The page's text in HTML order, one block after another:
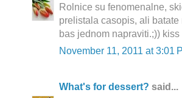
Rolnice su fenomenalne,
prelistala casopis, ali
bas jednom napraviti.;)) kiss
November 11, 2011 at 3:01
What's for dessert? said...